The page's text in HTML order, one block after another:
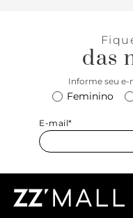
das
Informe seu e-
Feminino
E-mail*